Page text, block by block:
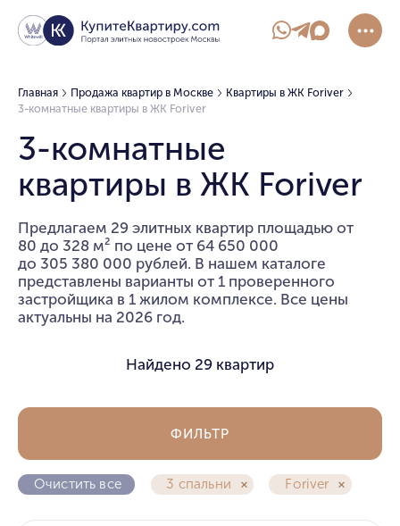
Главная Продажа квартир в Москве
Квартиры в ЖК Foriver
3-комнатные квартиры в ЖК Foriver
3-комнатные
квартиры в ЖК Foriver
Предлагаем 29 элитных квартир площадью от
80 до 328 м² по цене от 64 650 000
до 305 380 000 рублей. В нашем каталоге
представлены варианты от 1 проверенного
застройщика в 1 жилом комплексе. Все цены
актуальны на 2026 год.
Найдено 29 квартир
Очистить все 3 спальни Foriver
ФИЛЬТР